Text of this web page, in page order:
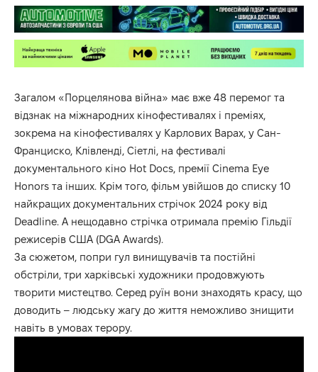
Загалом «Порцелянова війна» має вже 48 перемог та
відзнак на міжнародних кінофестивалях і преміях,
зокрема на кінофестивалях у Карлових Варах, у Сан-
Франциско, Клівленді, Сіетлі, на фестивалі
документального кіно Hot Docs, премії Cinema Eye
Honors та інших. Крім того, фільм увійшов до списку 10
найкращих документальних стрічок 2024 року від
Deadline. А нещодавно стрічка отримала премію Гільдії
режисерів США (DGA Awards).
За сюжетом, попри гул винищувачів та постійні
обстріли, три харківські художники продовжують
творити мистецтво. Серед руїн вони знаходять красу, що
доводить – людську жагу до життя неможливо знищити
навіть в умовах терору.